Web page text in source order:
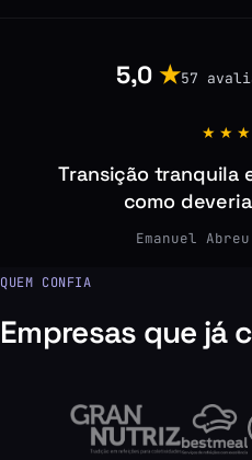
5,0 ★57
Transição tranquila
como
Emanuel
QUEM CONFIA
Empresas que já